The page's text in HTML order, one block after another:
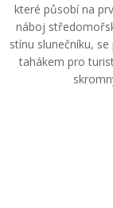
které působí na
náboj
stínu slunečníku,
tahákem pro